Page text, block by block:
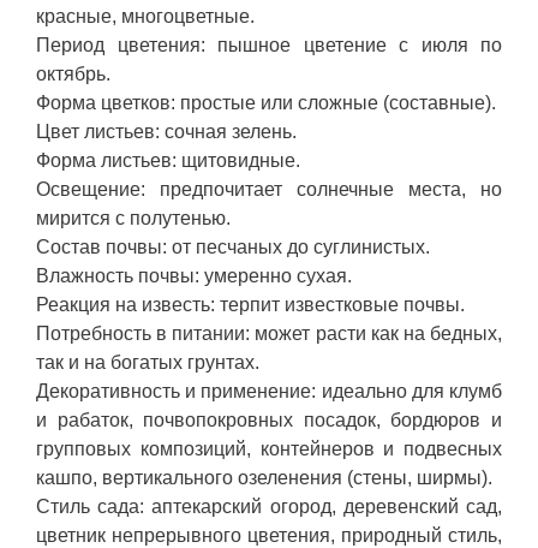
красные, многоцветные.
Период цветения: пышное цветение с июля по
октябрь.
Форма цветков: простые или сложные (составные).
Цвет листьев: сочная зелень.
Форма листьев: щитовидные.
Освещение: предпочитает солнечные места, но
мирится с полутенью.
Состав почвы: от песчаных до суглинистых.
Влажность почвы: умеренно сухая.
Реакция на известь: терпит известковые почвы.
Потребность в питании: может расти как на бедных,
так и на богатых грунтах.
Декоративность и применение: идеально для клумб
и рабаток, почвопокровных посадок, бордюров и
групповых композиций, контейнеров и подвесных
кашпо, вертикального озеленения (стены, ширмы).
Стиль сада: аптекарский огород, деревенский сад,
цветник непрерывного цветения, природный стиль,